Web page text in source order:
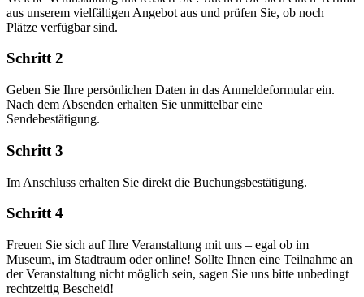
aus unserem vielfältigen Angebot aus und prüfen Sie, ob noch
Plätze verfügbar sind.
Schritt 2
Geben Sie Ihre persönlichen Daten in das Anmeldeformular ein.
Nach dem Absenden erhalten Sie unmittelbar eine
Sendebestätigung.
Schritt 3
Im Anschluss erhalten Sie direkt die Buchungsbestätigung.
Schritt 4
Freuen Sie sich auf Ihre Veranstaltung mit uns – egal ob im
Museum, im Stadtraum oder online! Sollte Ihnen eine Teilnahme an
der Veranstaltung nicht möglich sein, sagen Sie uns bitte unbedingt
rechtzeitig Bescheid!